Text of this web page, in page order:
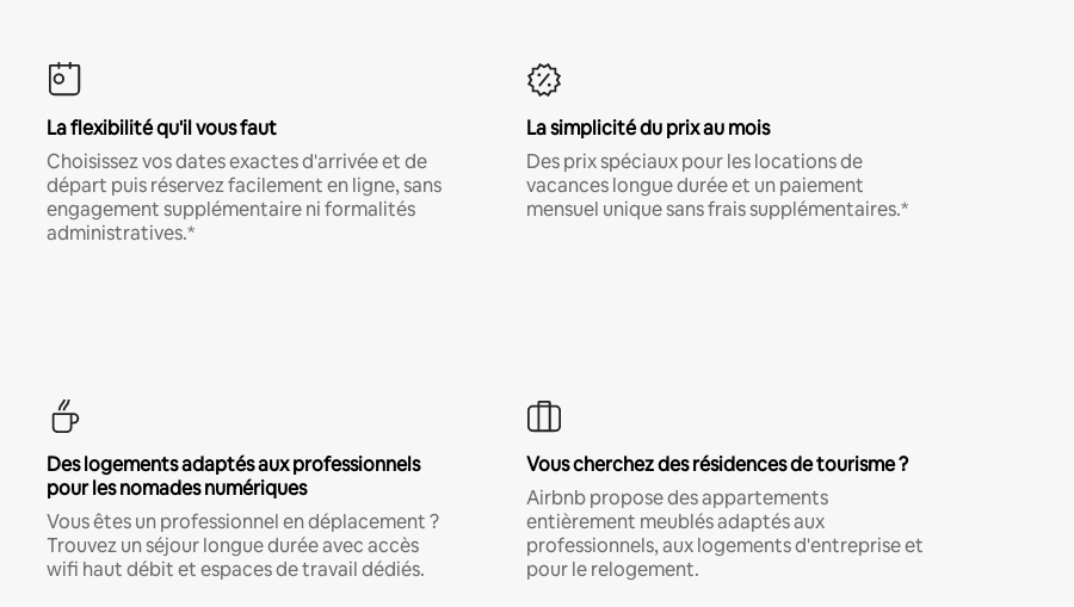
La flexibilité qu'il vous faut
Choisissez vos dates exactes d'arrivée et de
départ puis réservez facilement en ligne, sans
engagement supplémentaire ni formalités
administratives.*
La simplicité du prix au mois
Des prix spéciaux pour les locations de
vacances longue durée et un paiement
mensuel unique sans frais supplémentaires.*
Des logements adaptés aux professionnels
pour les nomades numériques
Vous êtes un professionnel en déplacement ?
Trouvez un séjour longue durée avec accès
wifi haut débit et espaces de travail dédiés.
Vous cherchez des résidences de tourisme ?
Airbnb propose des appartements
entièrement meublés adaptés aux
professionnels, aux logements d'entreprise et
pour le relogement.